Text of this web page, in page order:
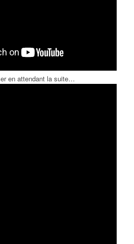
en attendant la suite…